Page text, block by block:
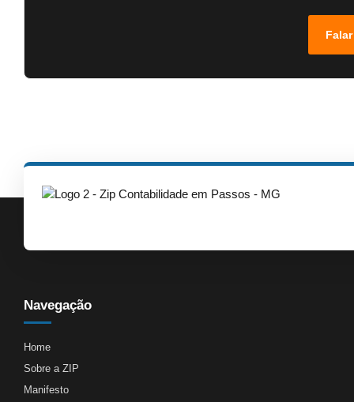
Navegação
Home
Sobre a ZIP
Manifesto